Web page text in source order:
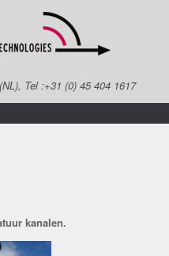
Tel :+31 (0) 45 404 1617
kanalen.